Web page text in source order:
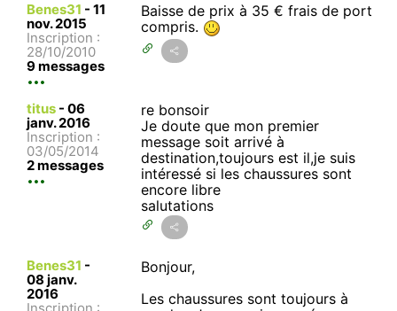
Benes31 - 11
nov. 2015
Inscription :
28/10/2010
9 messages
Baisse de prix à 35 € frais de port
compris.
titus - 06
janv. 2016
Inscription :
03/05/2014
2 messages
re bonsoir
Je doute que mon premier
message soit arrivé à
destination,toujours est il,je suis
intéressé si les chaussures sont
encore libre
salutations
Benes31 -
08 janv.
2016
Inscription :
Bonjour,
Les chaussures sont toujours à